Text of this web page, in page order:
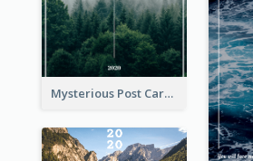
Mysterious Post Card Of Forest